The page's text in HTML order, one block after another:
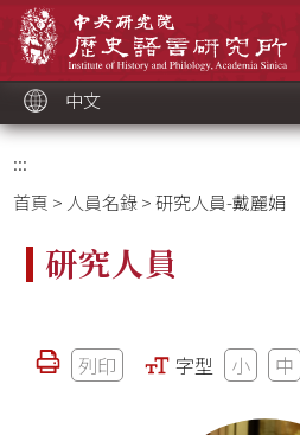
中文
:::
首頁 > 人員名錄> 研究人員-戴麗娟
研究人員
列印 字型 小 中